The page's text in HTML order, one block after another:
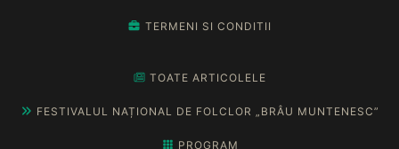
TERMENI SI CONDITII
TOATE ARTICOLELE
FESTIVALUL NAȚIONAL DE FOLCLOR „BRÂU MUNTENESC”
PROGRAM